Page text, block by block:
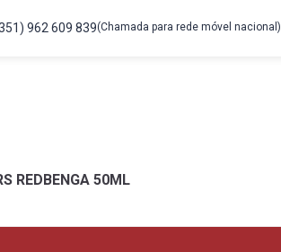
962 609 839(Chamada para rede móvel nacional)
REDBENGA 50ML